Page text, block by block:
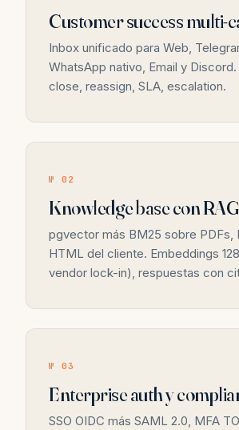
Customer success multi-
Inbox unificado para Web,
WhatsApp nativo, Email y Discord.
close, reassign, SLA, escalation.
№ 02
Knowledge base con
pgvector más BM25 sobre PDFs,
HTML del cliente. Embeddings
vendor lock-in), respuestas con
№ 03
Enterprise auth y
SSO OIDC más SAML 2.0, MFA